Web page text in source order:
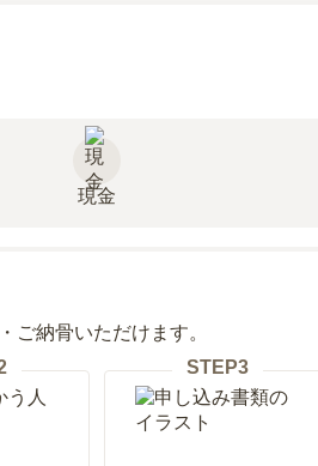
現金
ご納骨いただけます。
STEP3